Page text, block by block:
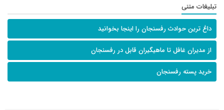
تبلیغات متنی
داغ ترین حوادث رفسنجان را اینجا بخوانید
از مدیران غافل تا ماهیگیران قابل در رفسنجان
خرید پسته رفسنجان